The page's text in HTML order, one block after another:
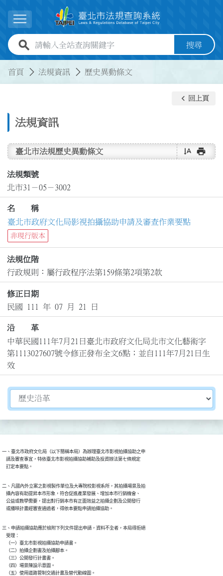
展開選單
全站查詢關鍵字欄位 搜尋
首頁 法規資訊 歷史異動條文
法規資訊
keyboard_arrow_left 回上頁
臺北市法規歷史異動條文 text_rotate_vertical print
法規類號
北市31－05－3002
名 稱
臺北市政府文化局影視拍攝協助申請及審查作業要點
非現行版本
法規位階
行政規則：屬行政程序法第159條第2項第2款
修正日期
民國 111 年 07 月 21 日
沿 革
中華民國111年7月21日臺北市政府文化局北市文化藝術字
第1113027607號令修正發布全文6點；並自111年7月21日生
效
切換選擇法規資訊內容
一、臺北市政府文化局（以下簡稱本局）為辦理臺北市影視拍攝協助之申
    請及審查事宜，特依臺北市影視拍攝協助補助及投資辦法第七條規定
    訂定本要點。
二、凡國內外立案之影視製作單位及大專院校影視系所，其拍攝場景及拍
    攝內容有助提昇本市形象，符合促進產業發展、增加本市行銷機會、
    公益或教學需要，提出對行銷本市有正面效益之拍攝企劃及公開發行
    或播映計畫經審查通過者，得依本要點申請拍攝協助。
三、申請拍攝協助應於檢附下列文件提出申請，資料不全者，本局得拒絕
    受理：
    （一）臺北市影視拍攝協助申請書。
    （二）拍攝企劃書及拍攝腳本。
    （三）公開發行計畫書。
    （四）場景陳設示意圖。
    （五）使用道路管制交通計畫及替代動線圖。